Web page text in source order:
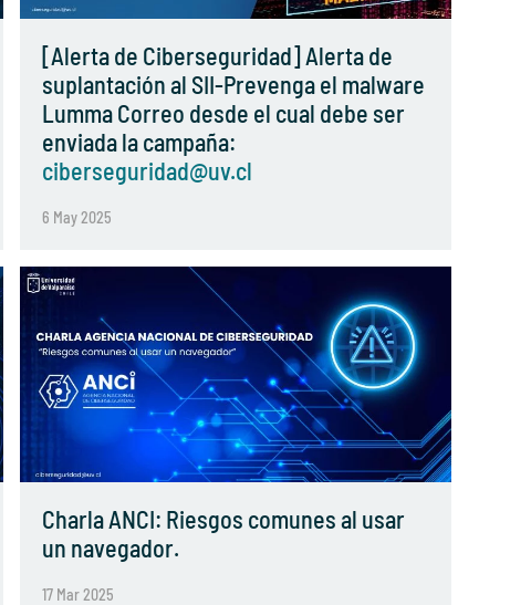
[Alerta de Ciberseguridad] Alerta de
suplantación al SII-Prevenga el malware
Lumma Correo desde el cual debe ser
enviada la campaña:
ciberseguridad@uv.cl
6 May 2025
Charla ANCI: Riesgos comunes al usar
un navegador.
17 Mar 2025